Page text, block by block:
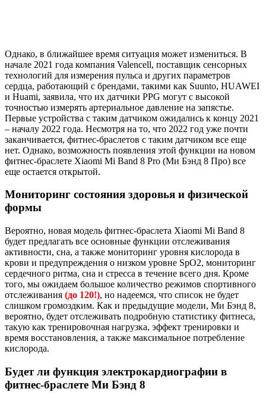
Однако, в ближайшее время ситуация может измениться. В
начале 2021 года компания Valencell, поставщик сенсорных
технологий для измерения пульса и других параметров
сердца, работающий с брендами, такими как Suunto, HUAWEI
и Huami, заявила, что их датчики PPG могут с высокой
точностью измерять артериальное давление на запястье.
Первые устройства с таким датчиком ожидались к концу 2021
– началу 2022 года. Несмотря на то, что 2022 год уже почти
заканчивается, фитнес-браслетов с таким датчиком все еще
нет. Однако, возможность появления этой функции на новом
фитнес-браслете Xiaomi Mi Band 8 Pro (Ми Бэнд 8 Про) все
еще остается открытой.
Мониторинг состояния здоровья и физической
формы
Вероятно, новая модель фитнес-браслета Xiaomi Mi Band 8
будет предлагать все основные функции отслеживания
активности, сна, а также мониторинг уровня кислорода в
крови и предупреждения о низком уровне SpO2, мониторинг
сердечного ритма, сна и стресса в течение всего дня. Кроме
того, мы ожидаем большое количество режимов спортивного
отслеживания (до 120!), но надеемся, что список не будет
слишком громоздким. Как и предыдущие модели, Ми Бэнд 8,
вероятно, будет отслеживать подробную статистику фитнеса,
такую ​​как тренировочная нагрузка, эффект тренировки и
время восстановления, а также максимальное потребление
кислорода.
Будет ли функция электрокардиографии в
фитнес-браслете Ми Бэнд 8